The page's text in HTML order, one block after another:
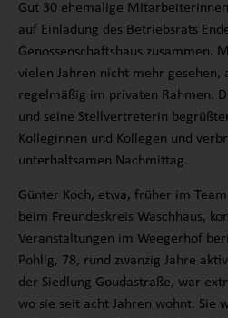
Gut 30 ehemalige
auf Einladung des Betriebsrats
Genossenschaftshaus zusammen.
vielen Jahren nicht mehr gesehen,
regelmäßig im privaten Rahmen.
und seine Stellvertreterin
Kolleginnen und Kollegen und
unterhaltsamen Nachmittag.
Günter Koch, etwa, früher im
beim Freundeskreis Waschhaus,
Veranstaltungen im Weegerhof
Pohlig, 78, rund zwanzig Jahre
der Siedlung Goudastraße, war
wo sie seit acht Jahren wohnt. Sie